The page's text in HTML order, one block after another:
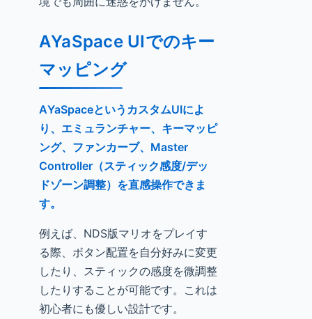
AYaSpace UIでのキー
マッピング
AYaSpaceというカスタムUIによ
り、エミュランチャー、キーマッピ
ング、ファンカーブ、Master
Controller（スティック感度/デッ
ドゾーン調整）を直感操作できま
す。
例えば、NDS版マリオをプレイす
る際、ボタン配置を自分好みに変更
したり、スティックの感度を微調整
したりすることが可能です。これは
初心者にも優しい設計です。